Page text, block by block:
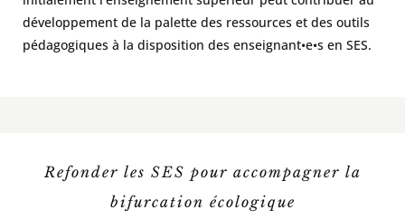
Rechercher:
développement de la palette des ressources et des outils
pédagogiques à la disposition des enseignant•e•s en SES.
Refonder les SES pour accompagner la
bifurcation écologique